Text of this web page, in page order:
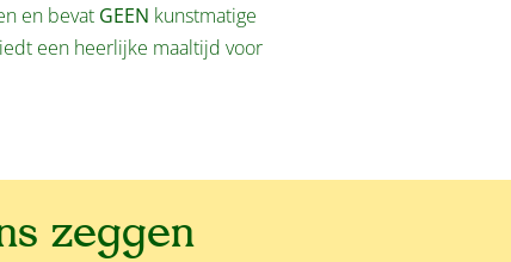
en bevat GEEN kunstmatige
een heerlijke maaltijd voor
zeggen